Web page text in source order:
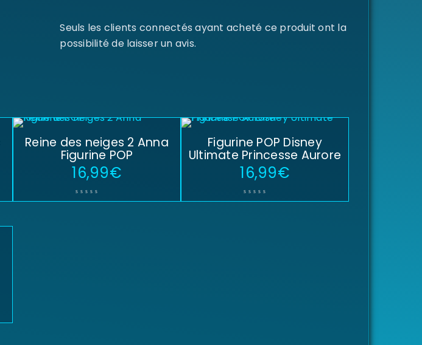
Seuls les clients connectés ayant acheté ce produit ont la
possibilité de laisser un avis.
Reine des neiges 2 Anna
Figurine POP
16,99€
Figurine POP Disney
Ultimate Princesse Aurore
16,99€